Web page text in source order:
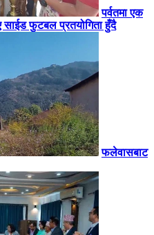
पर्वतमा एक
साईड फुटबल प्रतयोगिता हुँदै
फलेवासबाट